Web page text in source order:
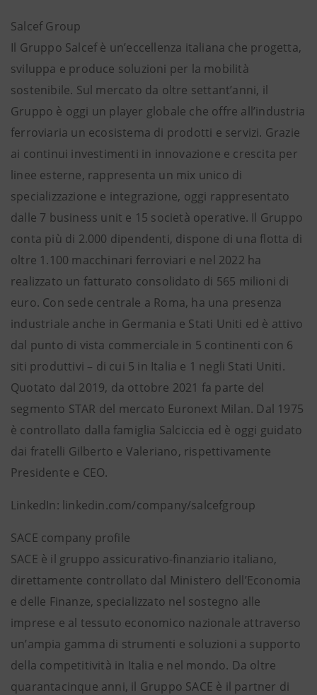
Salcef Group
Il Gruppo Salcef è un’eccellenza italiana che progetta,
sviluppa e produce soluzioni per la mobilità
sostenibile. Sul mercato da oltre settant’anni, il
Gruppo è oggi un player globale che offre all’industria
ferroviaria un ecosistema di prodotti e servizi. Grazie
ai continui investimenti in innovazione e crescita per
linee esterne, rappresenta un mix unico di
specializzazione e integrazione, oggi rappresentato
dalle 7 business unit e 15 società operative. Il Gruppo
conta più di 2.000 dipendenti, dispone di una flotta di
oltre 1.100 macchinari ferroviari e nel 2022 ha
realizzato un fatturato consolidato di 565 milioni di
euro. Con sede centrale a Roma, ha una presenza
industriale anche in Germania e Stati Uniti ed è attivo
dal punto di vista commerciale in 5 continenti con 6
siti produttivi – di cui 5 in Italia e 1 negli Stati Uniti.
Quotato dal 2019, da ottobre 2021 fa parte del
segmento STAR del mercato Euronext Milan. Dal 1975
è controllato dalla famiglia Salciccia ed è oggi guidato
dai fratelli Gilberto e Valeriano, rispettivamente
Presidente e CEO.
LinkedIn: linkedin.com/company/salcefgroup
SACE company profile
SACE è il gruppo assicurativo-finanziario italiano,
direttamente controllato dal Ministero dell’Economia
e delle Finanze, specializzato nel sostegno alle
imprese e al tessuto economico nazionale attraverso
un’ampia gamma di strumenti e soluzioni a supporto
della competitività in Italia e nel mondo. Da oltre
quarantacinque anni, il Gruppo SACE è il partner di